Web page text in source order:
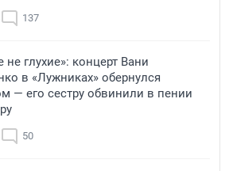
137
глухие»: концерт Вани
в «Лужниках» обернулся
— его сестру обвинили в пении
50